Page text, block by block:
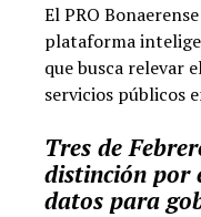
El PRO
plataforma
que busca relevar
servicios públicos
Tres de
distinción por
datos para